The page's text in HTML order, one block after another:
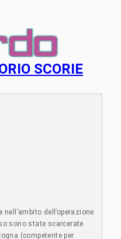
SCORIE
dell’operazione
sono state scarcerate
(competente per